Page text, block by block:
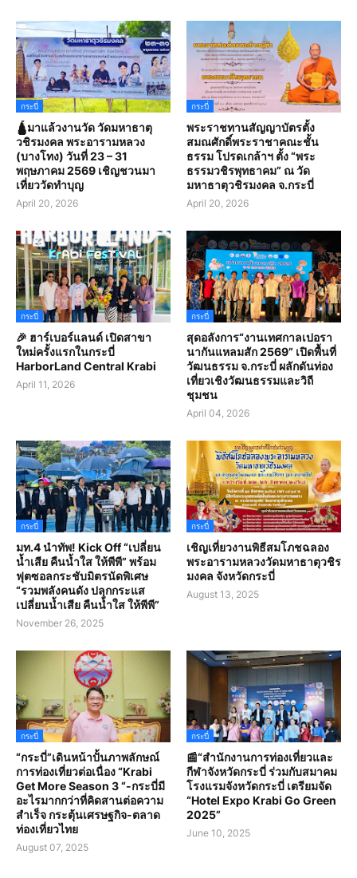
กระบี่
🛕มาแล้วงานวัด วัดมหาธาตุ
วชิรมงคล พระอารามหลวง
(บางโทง) วันที่ 23 – 31
พฤษภาคม 2569 เชิญชวนมา
เที่ยววัดทำบุญ
April 20, 2026
กระบี่
พระราชทานสัญญาบัตรตั้ง
สมณศักดิ์พระราชาคณะชั้น
ธรรม โปรดเกล้าฯ ตั้ง “พระ
ธรรมวชิรพุทธาคม” ณ วัด
มหาธาตุวชิรมงคล จ.กระบี่
April 20, 2026
กระบี่
🎉 ฮาร์เบอร์แลนด์ เปิดสาขา
ใหม่ครั้งแรกในกระบี่
HarborLand Central Krabi
April 11, 2026
กระบี่
สุดอลังการ“งานเทศกาลเปอรา
นากันแหลมสัก 2569” เปิดพื้นที่
วัฒนธรรม จ.กระบี่ ผลักดันท่อง
เที่ยวเชิงวัฒนธรรมและวิถี
ชุมชน
April 04, 2026
กระบี่
มท.4 นำทัพ! Kick Off “เปลี่ยน
น้ำเสีย คืนน้ำใส ให้พีพี” พร้อม
ฟุตซอลกระชับมิตรนัดพิเศษ
“รวมพลังคนดัง ปลุกกระแส
เปลี่ยนน้ำเสีย คืนน้ำใส ให้พีพี”
November 26, 2025
กระบี่
เชิญเที่ยวงานพิธีสมโภชฉลอง
พระอารามหลวงวัดมหาธาตุวชิร
มงคล จังหวัดกระบี่
August 13, 2025
กระบี่
“กระบี่”เดินหน้าปั้นภาพลักษณ์
การท่องเที่ยวต่อเนื่อง “Krabi
Get More Season 3 “-กระบี่มี
อะไรมากกว่าที่คิดสานต่อความ
สำเร็จ กระตุ้นเศรษฐกิจ-ตลาด
ท่องเที่ยวไทย
August 07, 2025
กระบี่
📰“สํานักงานการท่องเที่ยวและ
กีฬาจังหวัดกระบี่ ร่วมกับสมาคม
โรงแรมจังหวัดกระบี่ เตรียมจัด
“Hotel Expo Krabi Go Green
2025”
June 10, 2025